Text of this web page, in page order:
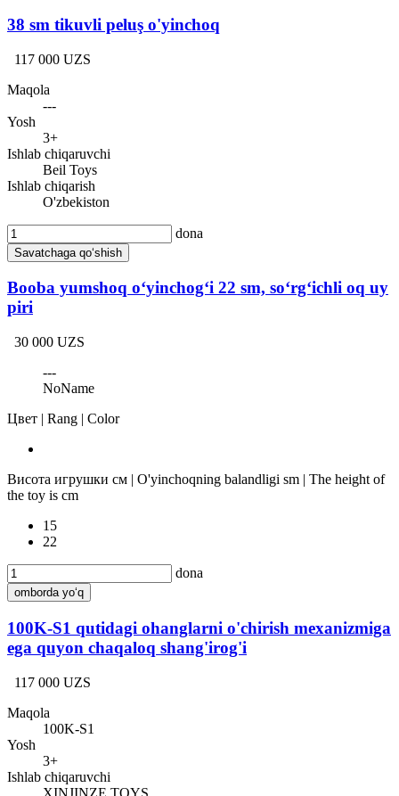
38 sm tikuvli peluş o'yinchoq
117 000 UZS
Maqola
---
Yosh
3+
Ishlab chiqaruvchi
Beil Toys
Ishlab chiqarish
O'zbekiston
dona
Savatchaga qo‘shish
Booba yumshoq o‘yinchog‘i 22 sm, so‘rg‘ichli oq uy
piri
30 000 UZS
---
NoName
Цвет | Rang | Color
Висота игрушки см | O'yinchoqning balandligi sm | The height of
the toy is cm
15
22
dona
omborda yo‘q
100K-S1 qutidagi ohanglarni o'chirish mexanizmiga
ega quyon chaqaloq shang'irog'i
117 000 UZS
Maqola
100K-S1
Yosh
3+
Ishlab chiqaruvchi
XINJINZE TOYS